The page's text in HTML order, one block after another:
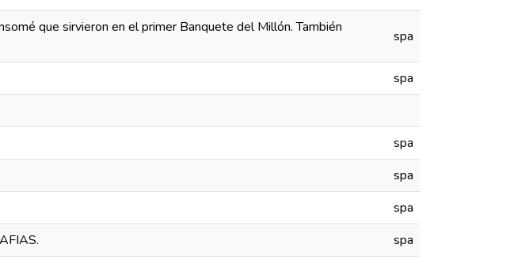
que sirvieron en el primer Banquete del Millón. También
spa
spa
spa
spa
spa
spa